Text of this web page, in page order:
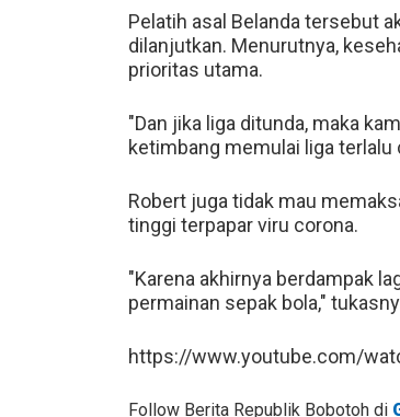
Pelatih asal Belanda tersebut
dilanjutkan. Menurutnya,
prioritas utama.
"Dan jika liga ditunda, maka
ketimbang memulai liga
Robert juga tidak mau
tinggi terpapar viru corona.
"Karena akhirnya berdampak
permainan sepak bola,"
https://www.youtube.com/
Follow Berita Republik Bobotoh di